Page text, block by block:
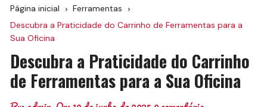
Página inicial
Ferramentas
Descubra a Praticidade do Carrinho de Ferramentas para a
Sua Oficina
Descubra a Praticidade do Carrinho
de Ferramentas para a Sua Oficina